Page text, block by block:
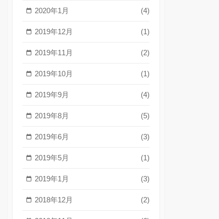
2020年1月 (4)
2019年12月 (1)
2019年11月 (2)
2019年10月 (1)
2019年9月 (4)
2019年8月 (5)
2019年6月 (3)
2019年5月 (1)
2019年1月 (3)
2018年12月 (2)